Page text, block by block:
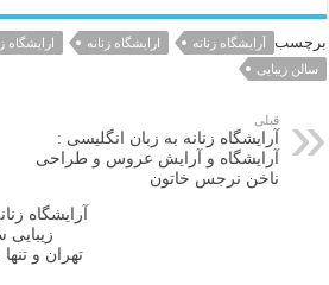
برچسب آرایشگاه زنانه ارایشگاه زنانه
ارایشگاه
سالن زیبایی
قبلی
آرایشگاه زنانه به زبان انگلیسی :
آرایشگاه و آرایش عروس و طراحی
ناخن نرجس خاتون
آرایشگاه
تهران و